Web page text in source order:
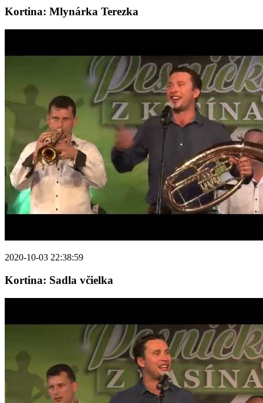
Kortina: Mlynárka Terezka
2020-10-03 22:38:59
Kortina: Sadla včielka